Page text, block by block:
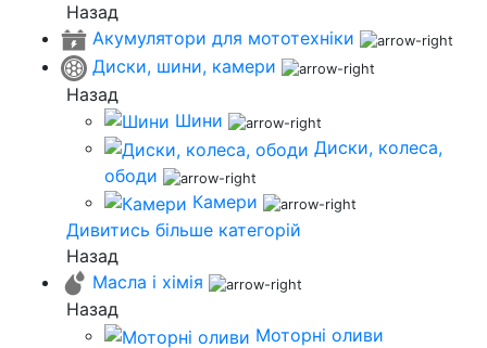
Назад
Акумулятори для мототехніки
Диски, шини, камери
Назад
Шини
Диски, колеса,
ободи
Камери
Дивитись більше категорій
Назад
Масла і хімія
Назад
Моторні оливи